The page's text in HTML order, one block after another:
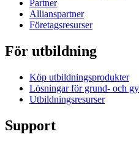
Partner
Allianspartner
Företagsresurser
För utbildning
Köp utbildningsprodukter
Lösningar för grund- och
Utbildningsresurser
Support